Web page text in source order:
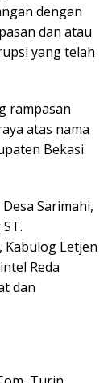
dengan
dan atau
yang telah
rampasan
atas nama
Bekasi
Sarimahi,
Kabulog Letjen
Reda
dan